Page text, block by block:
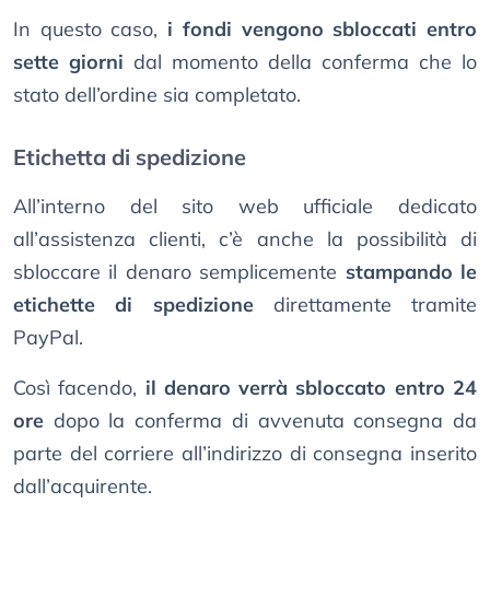
In questo caso, i fondi vengono sbloccati entro
sette giorni dal momento della conferma che lo
stato dell’ordine sia completato.
Etichetta di spedizione
All’interno del sito web ufficiale dedicato
all’assistenza clienti, c’è anche la possibilità di
sbloccare il denaro semplicemente stampando le
etichette di spedizionedirettamente tramite
PayPal.
Così facendo, il denaro verrà sbloccato entro 24
ore dopo la conferma di avvenuta consegna da
parte del corriere all’indirizzo di consegna inserito
dall’acquirente.